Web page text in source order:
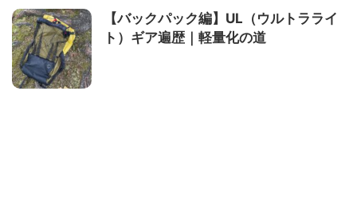
【バックパック編】UL（ウルトラライ
ト）ギア遍歴｜軽量化の道